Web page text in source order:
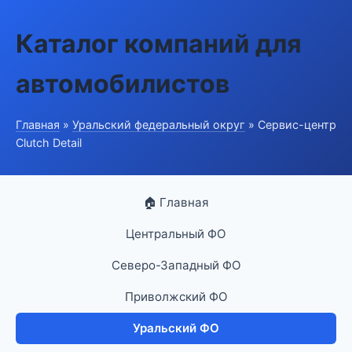
Каталог компаний для
автомобилистов
Главная » Уральский федеральный округ » Сервис-центр
Clutch Detail
🏠 Главная
Центральный ФО
Северо-Западный ФО
Приволжский ФО
Уральский ФО